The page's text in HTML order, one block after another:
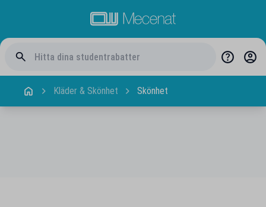
Kläder & Skönhet Skönhet